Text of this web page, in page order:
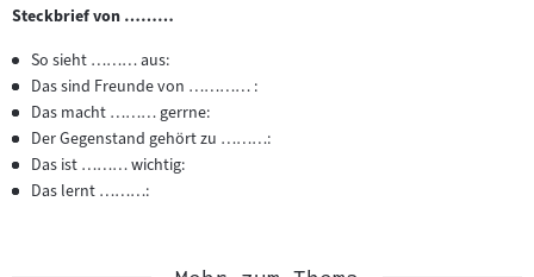
Steckbrief von ………
So sieht ……… aus:
Das sind Freunde von ………… :
Das macht ……… gerrne:
Der Gegenstand gehört zu ………:
Das ist ……… wichtig:
Das lernt ………: